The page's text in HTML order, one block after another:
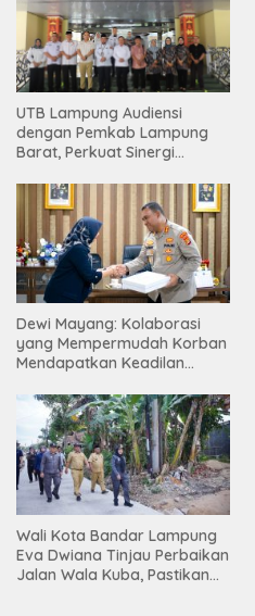
UTB Lampung Audiensi
dengan Pemkab Lampung
Barat, Perkuat Sinergi
Tinggi
Dewi Mayang: Kolaborasi
yang Mempermudah Korban
Mendapatkan Keadilan
Wali Kota Bandar Lampung
Eva Dwiana Tinjau Perbaikan
Jalan Wala Kuba, Pastikan